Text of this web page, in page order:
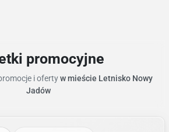
promocyjne
i ofertyw mieście Letnisko Nowy
Jadów